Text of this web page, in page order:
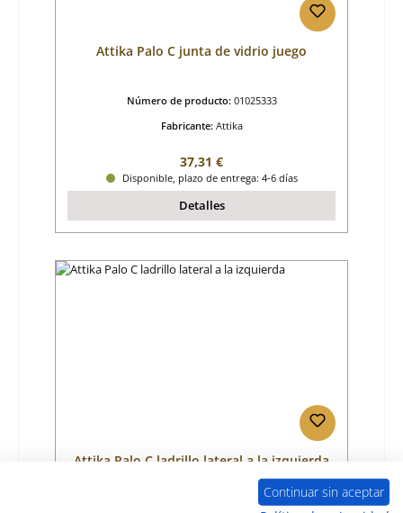
Attika Palo C junta de vidrio juego
Número de producto: 01025333
Fabricante: Attika
Precio normal:
37,31 €
Disponible, plazo de entrega: 4-6 días
Detalles
Attika Palo C ladrillo lateral a la izquierda
01024762
Continuar sin aceptar